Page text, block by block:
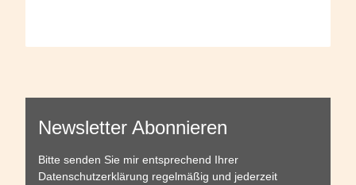
Newsletter Abonnieren
Bitte senden Sie mir entsprechend Ihrer
Datenschutzerklärung regelmäßig und jederzeit